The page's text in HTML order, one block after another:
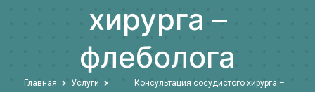
хирурга –
флеболога
Главная Услуги
Консультация сосудистого хирурга –